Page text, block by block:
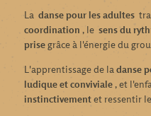
La danse pour les adultes
coordination , le sens du
prisegrâce à l'énergie du
L'apprentissage de ladanse
ludique et conviviale, et
instinctivementet ressentir